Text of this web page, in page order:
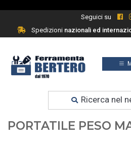
Seguici su
Spedizioninazionali ed
Ricerca nel
Prodotti
BILANCIA
PORTATILE PESO